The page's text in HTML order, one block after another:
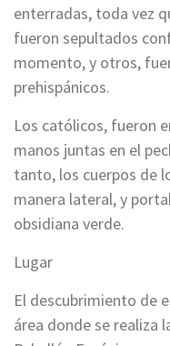
enterradas, toda vez
fueron sepultados
momento, y otros,
prehispánicos.
Los católicos, fueron
manos juntas en el
tanto, los cuerpos de
manera lateral, y
obsidiana verde.
Lugar
El descubrimiento de
área donde se realiza